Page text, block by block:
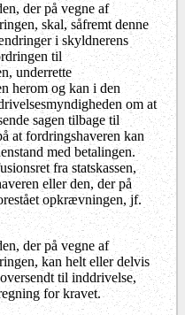
der på vegne af
skal, såfremt denne
i skyldnerens
til
underrette
herom og kan i den
om at
sagen tilbage til
at fordringshaveren kan
med betalingen.
fra statskassen,
eller den, der på
opkrævningen, jf.
der på vegne af
kan helt eller delvis
til inddrivelse,
for kravet.